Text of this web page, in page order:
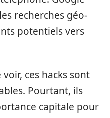
recherches géo-
potentiels vers
ces hacks sont
Pourtant, ils
capitale pour